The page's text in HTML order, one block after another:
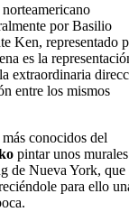
por Basilio
Ken, representado
es la
extraordinaria
entre los mismos
conocidos del
pintar unos
de Nueva York, que
para ello